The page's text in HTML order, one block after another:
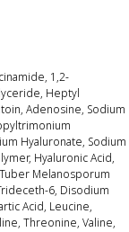
1,2-
Heptyl
Adenosine, Sodium
Hyaluronate, Sodium
Hyaluronic Acid,
Melanosporum
6, Disodium
Acid, Leucine,
Threonine, Valine,